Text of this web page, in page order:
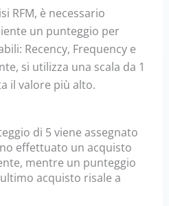
RFM, è necessario
un punteggio per
Recency, Frequency e
si utilizza una scala da 1
il valore più alto.
di 5 viene assegnato
effettuato un acquisto
mentre un punteggio
acquisto risale a